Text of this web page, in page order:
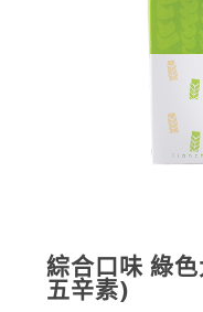
綜合口味 綠
五辛素)